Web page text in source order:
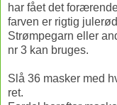
har fået det
farven er rigtig
Strømpegarn eller
nr 3 kan bruges.
Slå 36 masker med
ret.